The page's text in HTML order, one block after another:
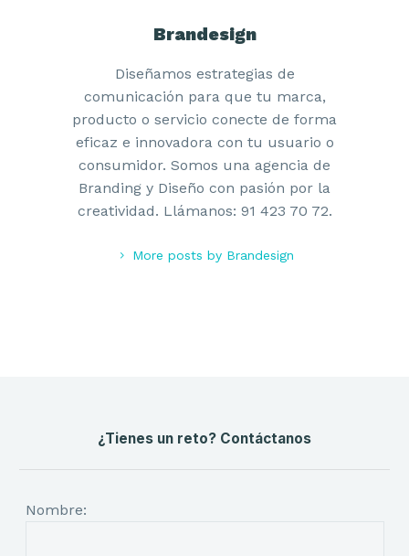
Brandesign
Diseñamos estrategias de
comunicación para que tu marca,
producto o servicio conecte de forma
eficaz e innovadora con tu usuario o
consumidor. Somos una agencia de
Branding y Diseño con pasión por la
creatividad. Llámanos: 91 423 70 72.
More posts by Brandesign
¿Tienes un reto? Contáctanos
Nombre: